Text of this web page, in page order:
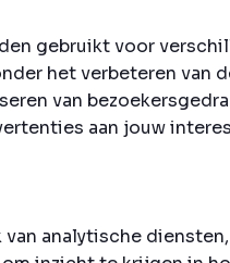
gebruikt voor
het verbeteren van
van
aan jouw
van analytische